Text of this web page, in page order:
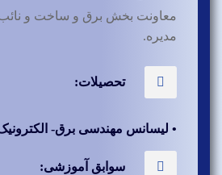
معاونت بخش برق و ساخت و
مدیره.
تحصیلات:
• لیسانس مهندسی برق-
سوابق آموزشی: